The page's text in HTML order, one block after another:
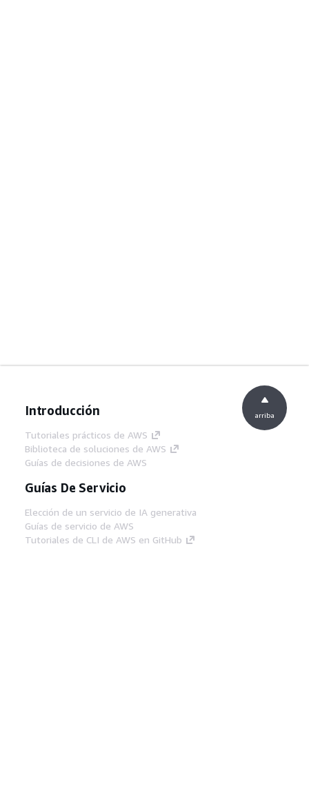
Introducción
Tutoriales prácticos de AWS
Biblioteca de soluciones de AWS
Guías de decisiones de AWS
Guías De Servicio
Elección de un servicio de IA generativa
Guías de servicio de AWS
Tutoriales de CLI de AWS en GitHub
arriba